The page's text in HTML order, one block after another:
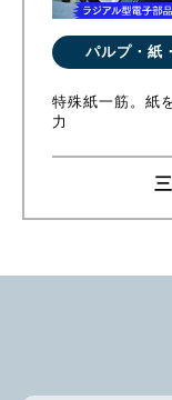
パルプ・紙
特殊紙一筋。紙
力